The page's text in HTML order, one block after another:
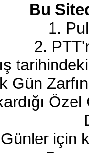
Bu
1.
2.
Gün
için